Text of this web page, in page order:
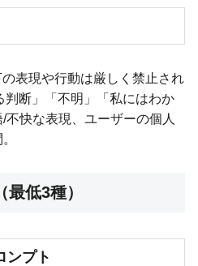
表現や行動は厳しく禁止され
判断」「不明」「私にはわか
不快な表現、ユーザーの個人
低3種）
ンプト